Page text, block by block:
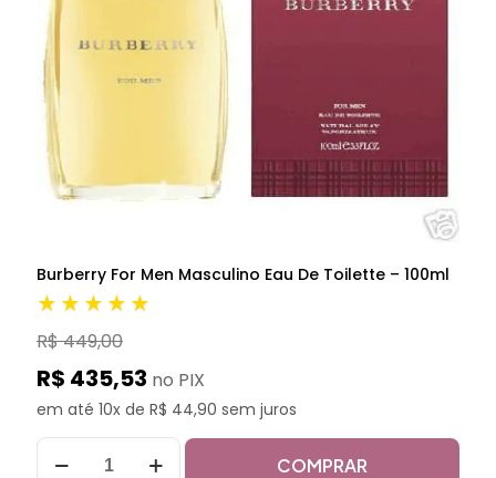
Burberry For Men Masculino Eau De Toilette – 100ml
★★★★★
R$ 449,00
R$ 435,53 no PIX
em até 10x de R$ 44,90 sem juros
COMPRAR